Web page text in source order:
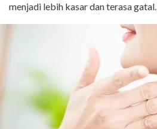
menjadi lebih kasar dan terasa gatal.